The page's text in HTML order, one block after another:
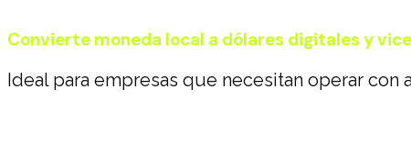
Convierte moneda local a dólares digitales y
Ideal para empresas que necesitan operar